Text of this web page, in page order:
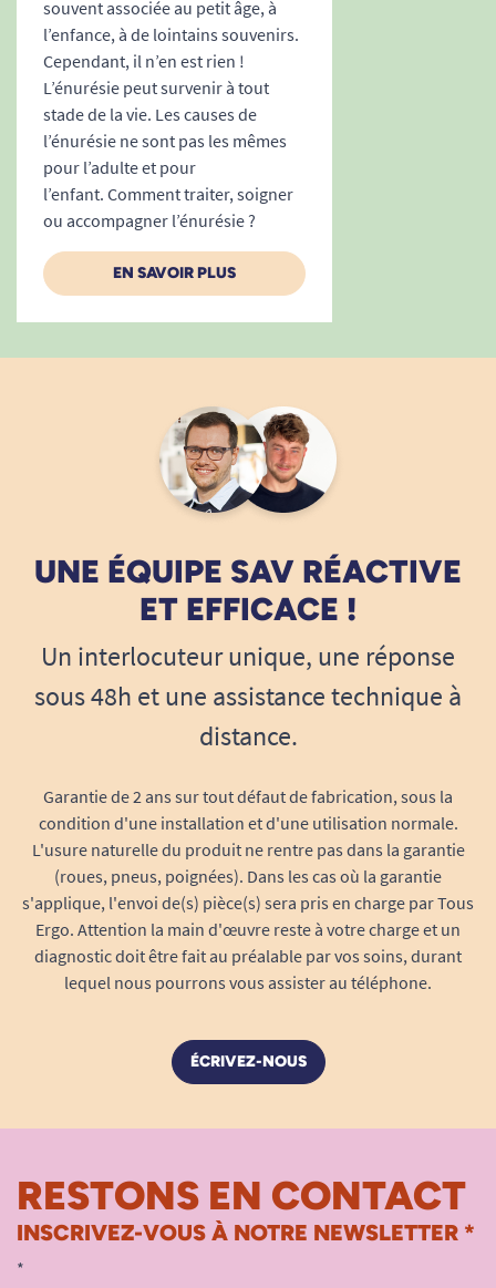
L’urinal masculin jetable CareBag
d’uriner facilement depuis un lit ou un fauteuil,
sans transfert. Son système de gélification limite
les odeurs et simplifie l’élimination après usage.
Utilisé seul ou avec la poignée CareBag UriGrip, il
favorise l’indépendance et améliore le confort au
quotidien, y compris la nuit.
COMPOSITION:
Sac plastifié blanc muni de liens
coulissants bleus.
chacun des urinaux pour une capacité
d'absorption de 450ml.
Ouvrez la boite et prenez un sac.
Dépliez le sac, ouvrez le et tenez entre vos mains.
Urinez dans le sac.
Attendez simplement 1 à 2 minutes que le
Pour fermer le sac, tirer sur les cordonnets de
part et d'autres, et nouez le.
Autres caractéristiques techniques :
Dimension du paquet: 16 x 38 cm.
Dimension du tampon: 24 x 13 cm.
Jusqu'à 450 ml.
Contenance maximale: jusqu'à 450 ml.
souvent associée au petit âge, à
l’enfance, à de lointains souvenirs.
Cependant, il n’en est rien !
L’énurésie peut survenir à tout
stade de la vie. Les causes de
l’énurésie ne sont pas les mêmes
pour l’adulte et pour
l’enfant. Comment traiter, soigner
ou accompagner l’énurésie ?
EN SAVOIR PLUS
UNE ÉQUIPE SAV RÉACTIVE
ET EFFICACE !
Un interlocuteur unique, une réponse
sous 48h et une assistance technique à
distance.
Garantie de 2 ans sur tout défaut de fabrication, sous la
condition d'une installation et d'une utilisation normale.
L'usure naturelle du produit ne rentre pas dans la garantie
(roues, pneus, poignées). Dans les cas où la garantie
s'applique, l'envoi de(s) pièce(s) sera pris en charge par Tous
Ergo. Attention la main d'œuvre reste à votre charge et un
diagnostic doit être fait au préalable par vos soins, durant
lequel nous pourrons vous assister au téléphone.
ÉCRIVEZ-NOUS
RESTONS EN CONTACT
INSCRIVEZ-VOUS À NOTRE NEWSLETTER *
*